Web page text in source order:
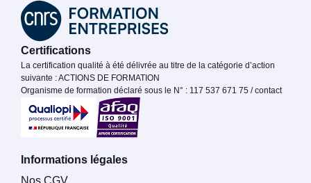
Certifications
La certification qualité à été délivrée au titre de la catégorie d’action
suivante : ACTIONS DE FORMATION
Organisme de formation déclaré sous le N° : 117 537 671 75 / contact
Informations légales